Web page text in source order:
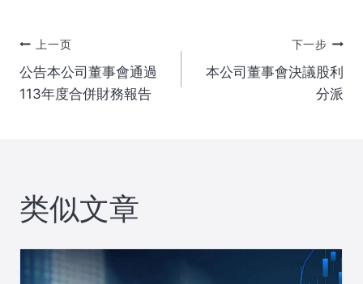
文
章
上一页
公告本公司董事會通過
113年度合併財務報告
下一步
本公司董事會決議股利
分派
类似文章